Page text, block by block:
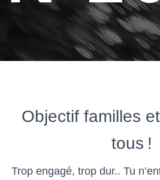
Objectif familles
tous !
Trop engagé, trop dur.. Tu